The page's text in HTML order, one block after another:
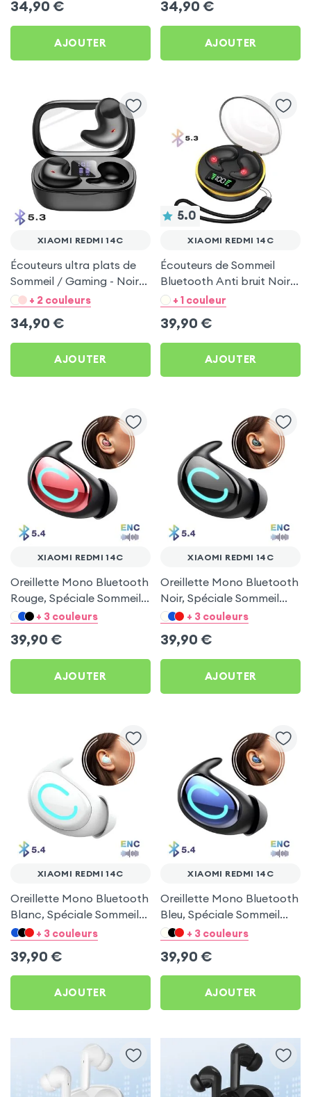
34,90 €
AJOUTER
34,90 €
AJOUTER
XIAOMI REDMI 14C
Écouteurs ultra plats de
Sommeil / Gaming - Noir
pour Xiaomi Redmi 14C
+ 2 couleurs
34,90 €
AJOUTER
5.0
XIAOMI REDMI 14C
Écouteurs de Sommeil
Bluetooth Anti bruit Noir
pour Xiaomi Redmi 14C
+ 1 couleur
39,90 €
AJOUTER
XIAOMI REDMI 14C
Oreillette Mono Bluetooth
Rouge, Spéciale Sommeil
pour Xiaomi Redmi 14C
+ 3 couleurs
39,90 €
AJOUTER
XIAOMI REDMI 14C
Oreillette Mono Bluetooth
Noir, Spéciale Sommeil
pour Xiaomi Redmi 14C
+ 3 couleurs
39,90 €
AJOUTER
XIAOMI REDMI 14C
Oreillette Mono Bluetooth
Blanc, Spéciale Sommeil
pour Xiaomi Redmi 14C
+ 3 couleurs
39,90 €
AJOUTER
XIAOMI REDMI 14C
Oreillette Mono Bluetooth
Bleu, Spéciale Sommeil
pour Xiaomi Redmi 14C
+ 3 couleurs
39,90 €
AJOUTER